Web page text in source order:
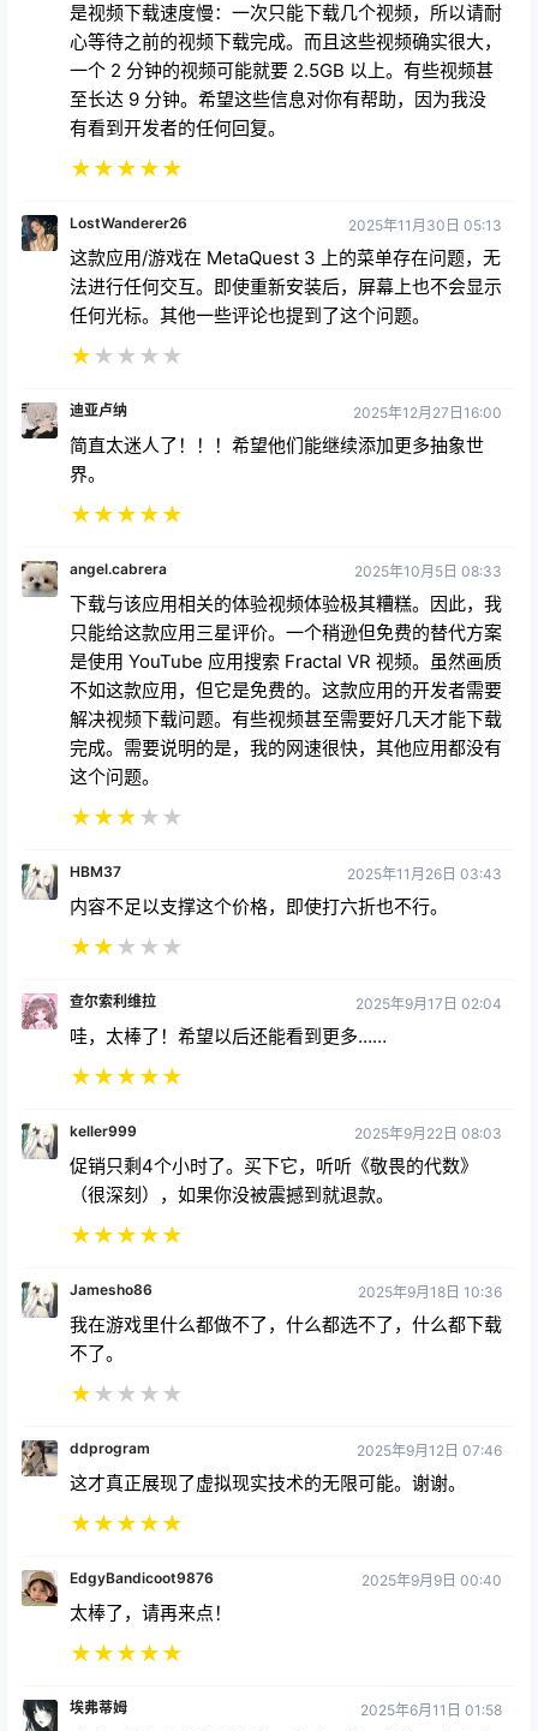
是视频下载速度慢：一次只能下载几个视频，所以请耐
心等待之前的视频下载完成。而且这些视频确实很大，
一个 2 分钟的视频可能就要 2.5GB 以上。有些视频甚
至长达 9 分钟。希望这些信息对你有帮助，因为我没
有看到开发者的任何回复。
★★★★★
LostWanderer26 2025年11月30日 05:13
这款应用/游戏在 MetaQuest 3 上的菜单存在问题，无
法进行任何交互。即使重新安装后，屏幕上也不会显示
任何光标。其他一些评论也提到了这个问题。
★★ ★ ★ ★
迪亚卢纳 2025年12月27日16:00
简直太迷人了！！！希望他们能继续添加更多抽象世
界。
★★★★★
angel.cabrera 2025年10月5日 08:33
下载与该应用相关的体验视频体验极其糟糕。因此，我
只能给这款应用三星评价。一个稍逊但免费的替代方案
是使用 YouTube 应用搜索 Fractal VR 视频。虽然画质
不如这款应用，但它是免费的。这款应用的开发者需要
解决视频下载问题。有些视频甚至需要好几天才能下载
完成。需要说明的是，我的网速很快，其他应用都没有
这个问题。
★★★★ ★
HBM37 2025年11月26日 03:43
内容不足以支撑这个价格，即使打六折也不行。
★★★ ★ ★
查尔索利维拉 2025年9月17日 02:04
哇，太棒了！希望以后还能看到更多……
★★★★★
keller999 2025年9月22日 08:03
促销只剩4个小时了。买下它，听听《敬畏的代数》
（很深刻），如果你没被震撼到就退款。
★★★★★
Jamesho86 2025年9月18日 10:36
我在游戏里什么都做不了，什么都选不了，什么都下载
不了。
★★ ★ ★ ★
ddprogram 2025年9月12日 07:46
这才真正展现了虚拟现实技术的无限可能。谢谢。
★★★★★
EdgyBandicoot9876 2025年9月9日 00:40
太棒了，请再来点！
★★★★★
埃弗蒂姆 2025年6月11日 01:58